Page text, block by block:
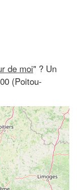
de moi" ? Un
(Poitou-